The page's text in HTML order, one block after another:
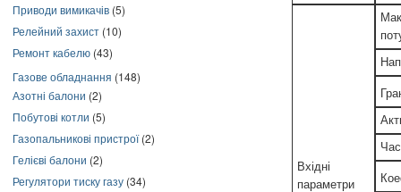
Приводи вимикачів (5)
Релейний захист (10)
Ремонт кабелю (43)
Газове обладнання (148)
Азотні балони (2)
Побутові котли (5)
Газопальникові пристрої(2)
Гелієві балони (2)
Регулятори тиску газу (34)
Вхідні
параметри